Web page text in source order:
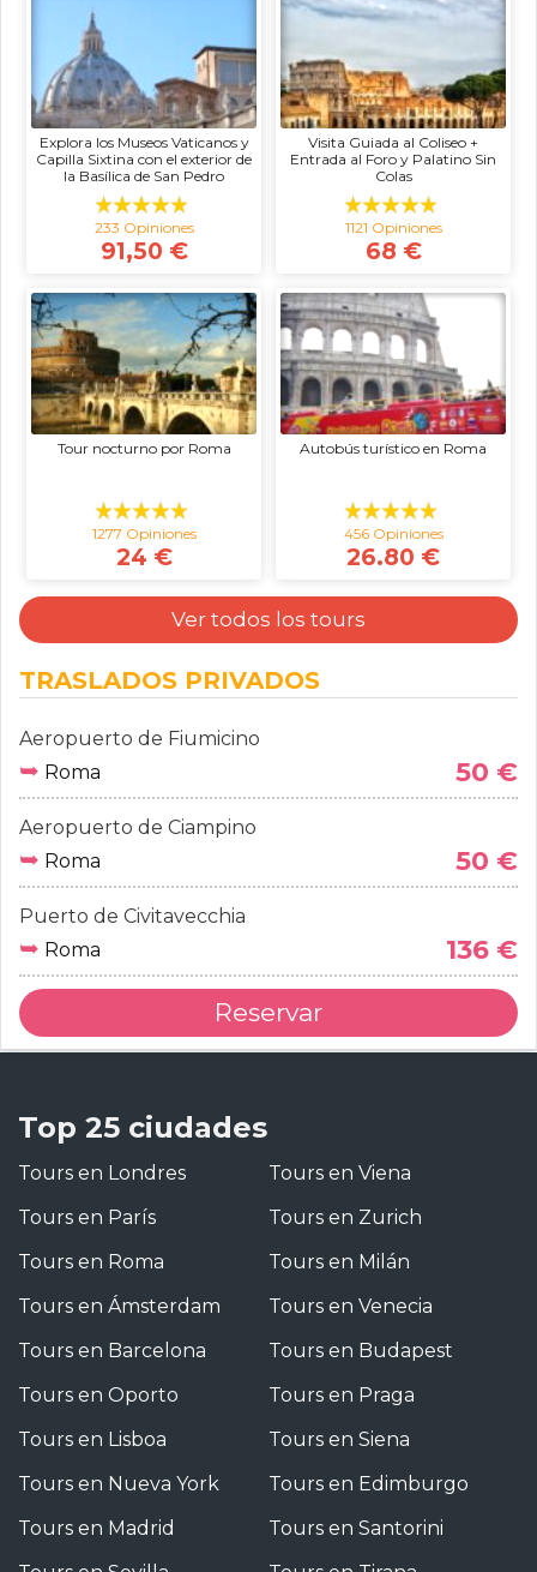
Explora los Museos Vaticanos y
Capilla Sixtina con el exterior de
la Basílica de San Pedro
233 Opiniones
91,50 €
Visita Guiada al Coliseo +
Entrada al Foro y Palatino Sin
Colas
1121 Opiniones
68 €
Tour nocturno por Roma
1277 Opiniones
24 €
Autobús turístico en Roma
456 Opiniones
26.80 €
Ver todos los tours
TRASLADOS PRIVADOS
Aeropuerto de Fiumicino
➥ Roma 50 €
Aeropuerto de Ciampino
➥ Roma 50 €
Puerto de Civitavecchia
➥ Roma 136 €
Reservar
Top 25 ciudades
Tours en Londres
Tours en París
Tours en Roma
Tours en Ámsterdam
Tours en Barcelona
Tours en Oporto
Tours en Lisboa
Tours en Nueva York
Tours en Madrid
Tours en Viena
Tours en Zurich
Tours en Milán
Tours en Venecia
Tours en Budapest
Tours en Praga
Tours en Siena
Tours en Edimburgo
Tours en Santorini